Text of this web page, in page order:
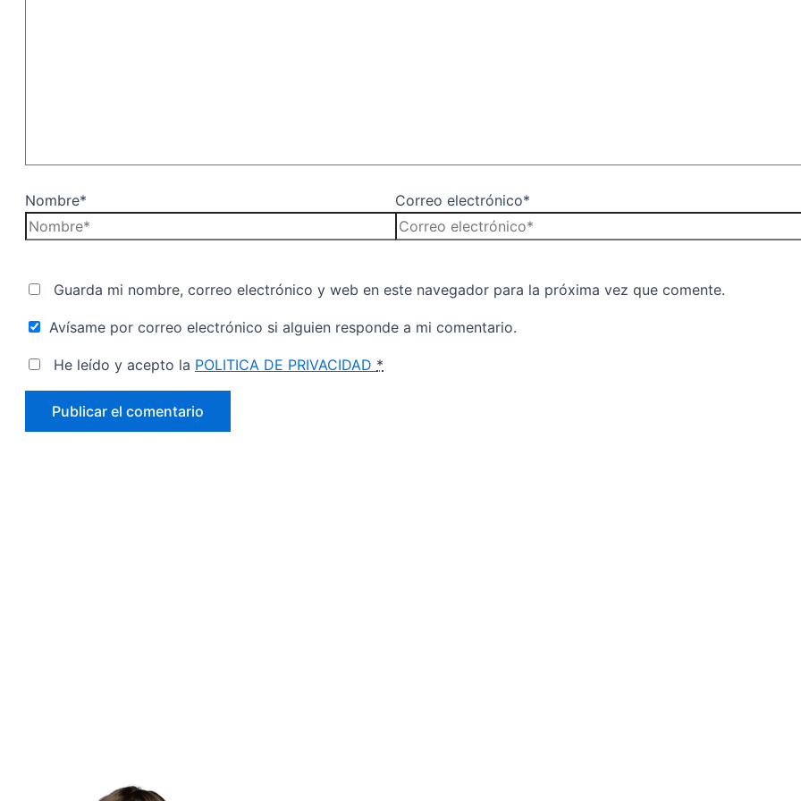
Nombre* Correo electrónico*
Guarda mi nombre, correo electrónico y web en este navegador para la próxima vez que comente.
Avísame por correo electrónico si alguien responde a mi comentario.
He leído y acepto la POLITICA DE PRIVACIDAD *